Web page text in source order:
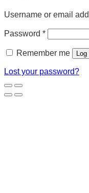
Username or email
Password *
Remember me Log
Lost your password?